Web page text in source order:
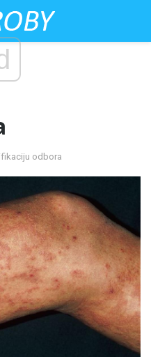
odbora